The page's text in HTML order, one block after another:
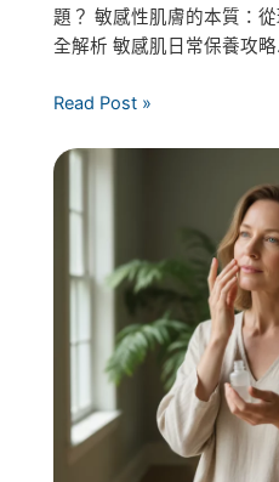
題？ 敏感性肌膚的本質：
全解析 敏感肌日常保養攻略
Read Post »